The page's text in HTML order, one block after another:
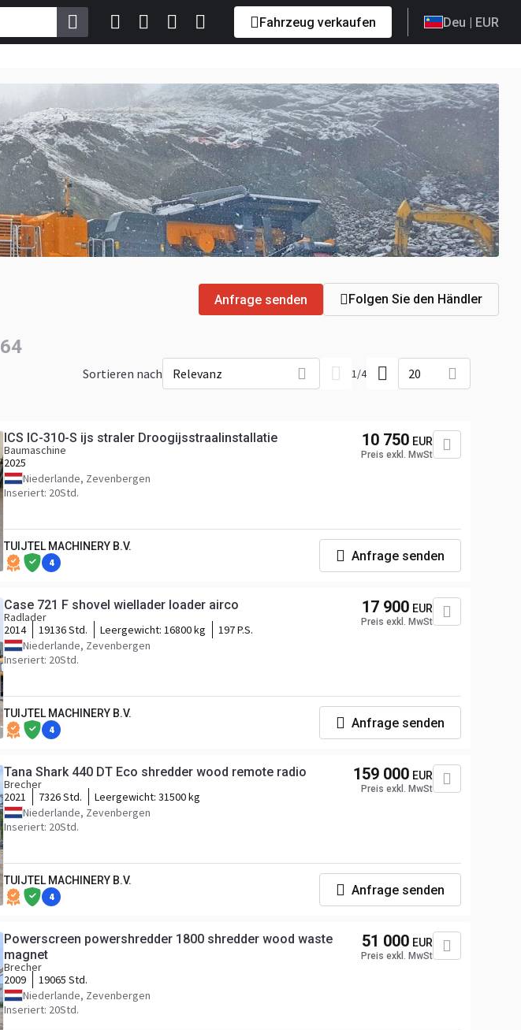
Fahrzeug verkaufen Deu | EUR
Anfrage senden Folgen Sie den Händler
64
Sortieren nach Relevanz 1/4 20
ICS IC-310-S ijs straler Droogijsstraalinstallatie
Baumaschine
2025
Niederlande, Zevenbergen
Inseriert: 20Std.
10 750 EUR
Preis exkl. MwSt
TUIJTEL MACHINERY B.V.
4 Anfrage senden
Case 721 F shovel wiellader loader airco
Radlader
2014
19136 Std. Leergewicht: 16800 kg
197 P.S.
Niederlande, Zevenbergen
Inseriert: 20Std.
17 900 EUR
Preis exkl. MwSt
TUIJTEL MACHINERY B.V.
4 Anfrage senden
Tana Shark 440 DT Eco shredder wood remote radio
Brecher
2021
7326 Std. Leergewicht: 31500 kg
Niederlande, Zevenbergen
Inseriert: 20Std.
159 000 EUR
Preis exkl. MwSt
TUIJTEL MACHINERY B.V.
4 Anfrage senden
Powerscreen powershredder 1800 shredder wood waste
magnet
Brecher
2009
19065 Std.
Niederlande, Zevenbergen
Inseriert: 20Std.
51 000 EUR
Preis exkl. MwSt